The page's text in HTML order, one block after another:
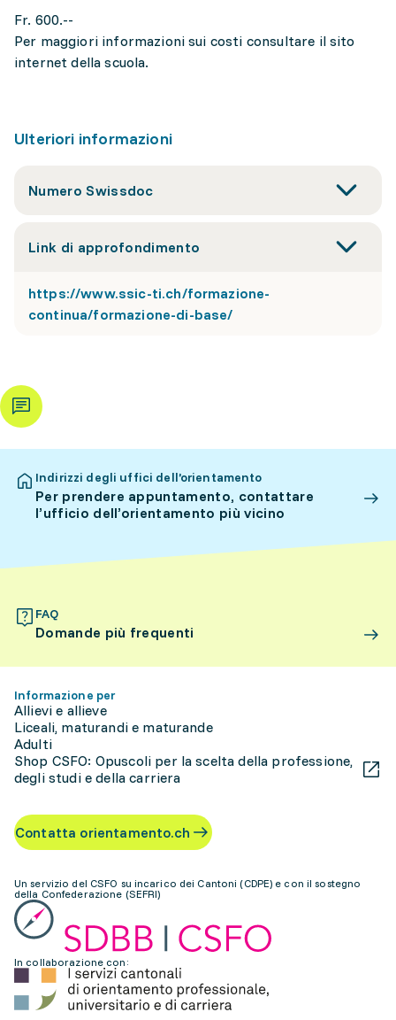
Fr. 600.--
Per maggiori informazioni sui costi consultare il sito
internet della scuola.
Ulteriori informazioni
Numero Swissdoc
Link di approfondimento
https://www.ssic-ti.ch/formazione-
continua/formazione-di-base/
Indirizzi degli uffici dell’orientamento
Per prendere appuntamento, contattare
l’ufficio dell’orientamento più vicino
FAQ
Domande più frequenti
Informazione per
Allievi e allieve
Liceali, maturandi e maturande
Adulti
Shop CSFO: Opuscoli per la scelta della professione,
degli studi e della carriera
Contatta orientamento.ch
Un servizio del CSFO su incarico dei Cantoni (CDPE) e con il sostegno
della Confederazione (SEFRI)
In collaborazione con: